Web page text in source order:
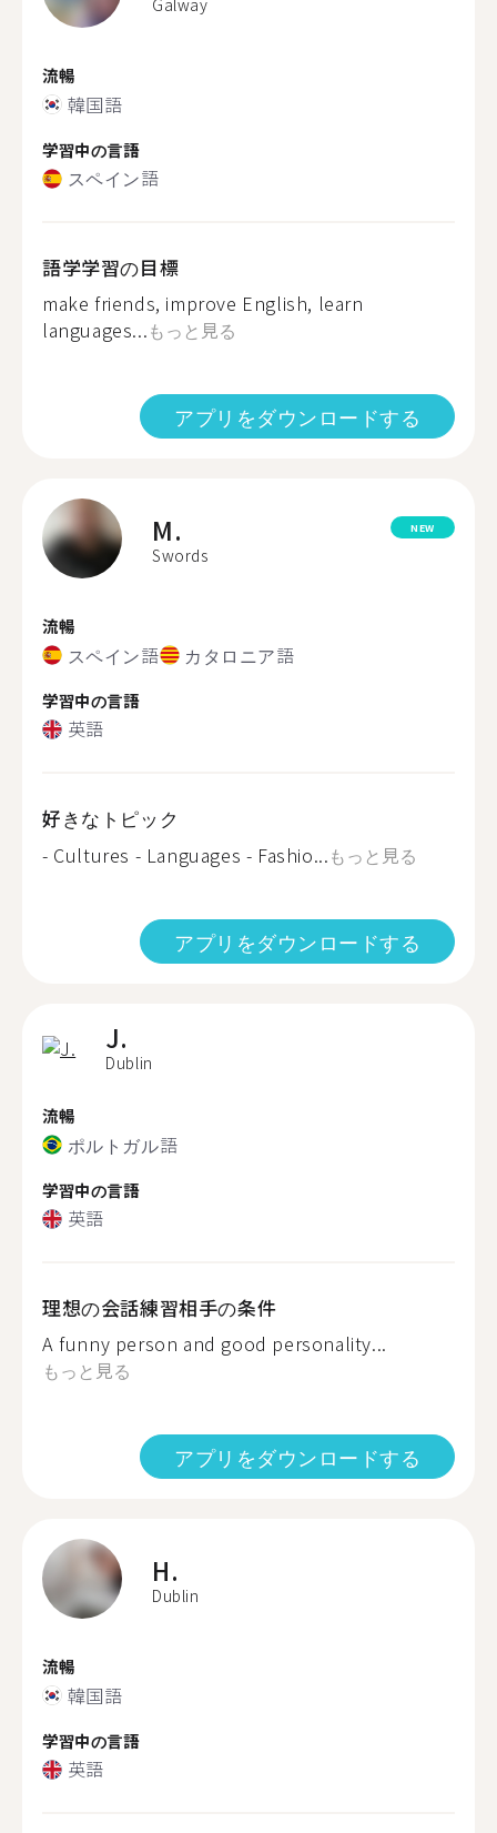
Galway
流暢
韓国語
学習中の言語
スペイン語
語学学習の目標
make friends, improve English, learn
languages...もっと見る
アプリをダウンロードする
M.
Swords
NEW
流暢
スペイン語 カタロニア語
学習中の言語
英語
好きなトピック
- Cultures - Languages - Fashio...もっと見る
アプリをダウンロードする
J.
Dublin
流暢
ポルトガル語
学習中の言語
英語
理想の会話練習相手の条件
A funny person and good personality...
もっと見る
アプリをダウンロードする
H.
Dublin
流暢
韓国語
学習中の言語
英語